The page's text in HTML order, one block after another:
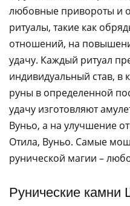
любовные привороты и
ритуалы, такие как
отношений, на
удачу. Каждый ритуал
индивидуальный став, в
руны в определенной
удачу изготовляют
Вуньо, а на улучшение
Отила, Вуньо. Самые
рунической магии –
Рунические камни